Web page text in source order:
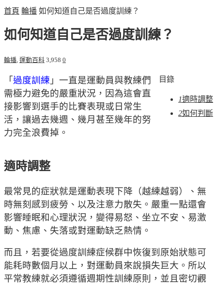
首頁 輪播 如何知道自己是否過度訓練？
如何知道自己是否過度訓練？
輪播 運動百科 3,958 0
目錄
1適時調整
2如何判斷
「 過度訓練 」一直是運動員與教練們
需極力避免的嚴重狀況，因為這會直
接影響到選手的比賽表現或日常生
活，讓過去幾週、幾月甚至幾年的努
力完全浪費掉。
適時調整
最常見的症狀就是運動表現下降（越練越弱）、無
時無刻感到疲勞、以及注意力散失。嚴重一點還會
影響睡眠和心理狀況，變得易怒、坐立不安、易激
動、焦慮、失落或對運動缺乏熱情。
而且，若要從過度訓練症候群中恢復到原始狀態可
能耗時數個月以上，對運動員來說損失巨大。所以
平常教練就必須遵循週期性訓練原則，並且密切觀